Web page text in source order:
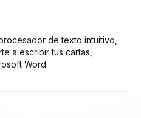
de texto intuitivo,
a escribir tus cartas,
Word.